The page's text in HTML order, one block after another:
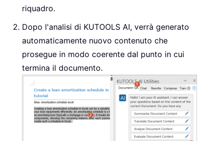
riquadro.
Dopo l'analisi di KUTOOLS AI, verrà generato
automaticamente nuovo contenuto che
prosegue in modo coerente dal punto in cui
termina il documento.